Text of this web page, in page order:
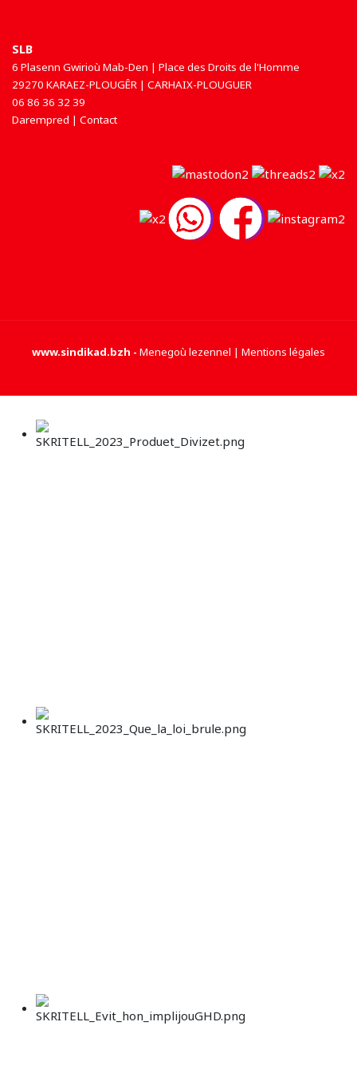
SLB
6 Plasenn Gwirioù Mab-Den | Place des Droits de l'Homme
29270 KARAEZ-PLOUGÊR | CARHAIX-PLOUGUER
06 86 36 32 39
Darempred | Contact
www.sindikad.bzh - Menegoù lezennel | Mentions légales